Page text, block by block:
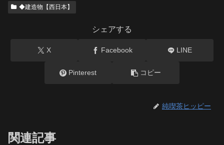
◆建造物【西日本】
シェアする
X Facebook LINE
Pinterest コピー
純喫茶ヒッピー
関連記事